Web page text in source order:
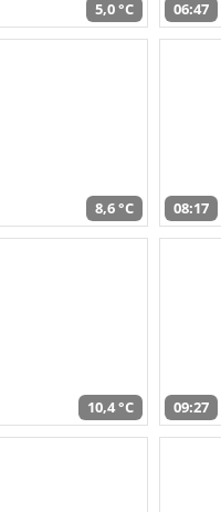
5,0 °C 06:47
8,6 °C 08:17
10,4 °C 09:27